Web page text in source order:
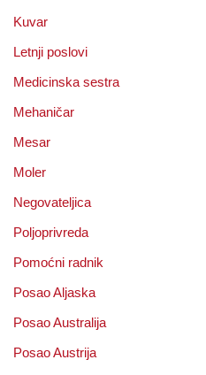
Kuvar
Letnji poslovi
Medicinska sestra
Mehaničar
Mesar
Moler
Negovateljica
Poljoprivreda
Pomoćni radnik
Posao Aljaska
Posao Australija
Posao Austrija